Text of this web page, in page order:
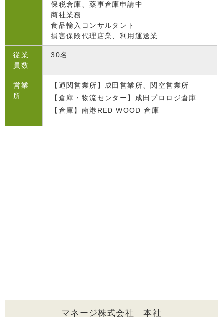
保税倉庫、薬事倉庫申請中
商社業務
食品輸入コンサルタント
損害保険代理店業、利用運送業
従業
員数
30名
営業
所
【通関営業所】成田営業所、関空営業所
【倉庫・物流センター】成田プロロジ倉庫
【倉庫】南港RED WOOD 倉庫
マネージ株式会社 本社